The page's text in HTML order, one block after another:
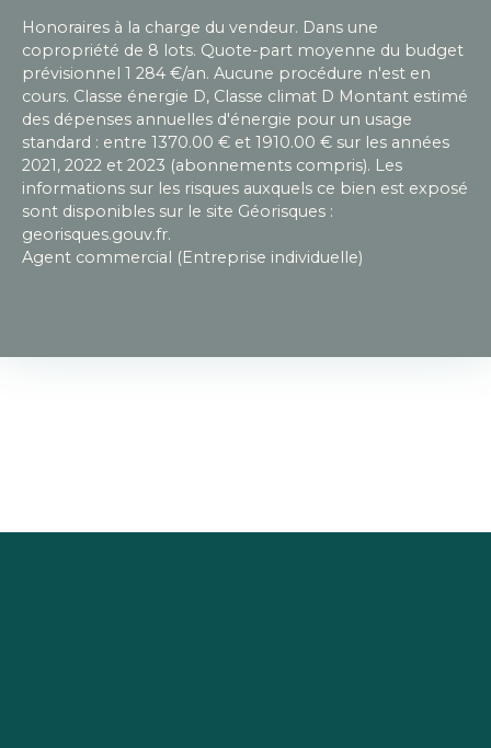
Honoraires à la charge du vendeur. Dans une
copropriété de 8 lots. Quote-part moyenne du budget
prévisionnel 1 284 €/an. Aucune procédure n'est en
cours. Classe énergie D, Classe climat D Montant estimé
des dépenses annuelles d'énergie pour un usage
standard : entre 1370.00 € et 1910.00 € sur les années
2021, 2022 et 2023 (abonnements compris). Les
informations sur les risques auxquels ce bien est exposé
sont disponibles sur le site Géorisques :
georisques.gouv.fr.
Agent commercial (Entreprise individuelle)